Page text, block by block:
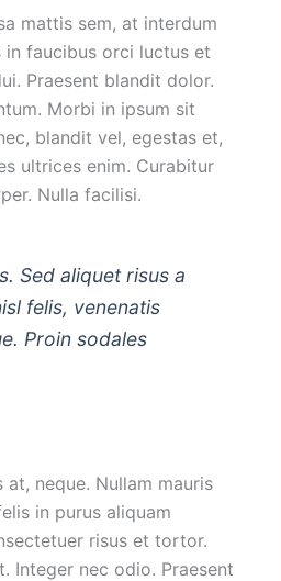
mattis sem, at interdum
in faucibus orci luctus et
Praesent blandit dolor.
Morbi in ipsum sit
blandit vel, egestas et,
ultrices enim. Curabitur
Nulla facilisi.
Sed aliquet risus a
felis, venenatis
Proin sodales
neque. Nullam mauris
in purus aliquam
risus et tortor.
Integer nec odio. Praesent